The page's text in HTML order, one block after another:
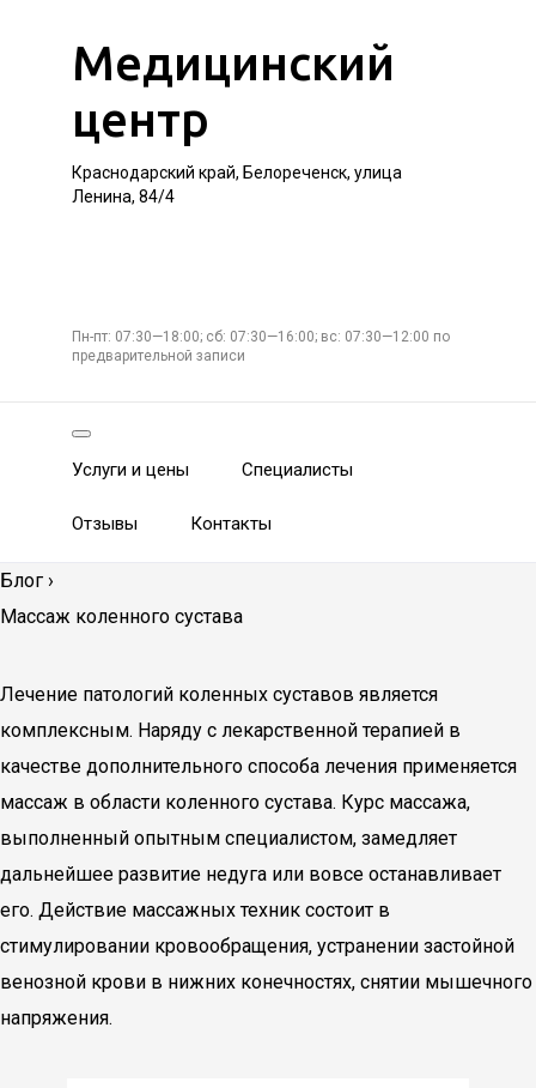
Медицинский
центр
Краснодарский край, Белореченск, улица
Ленина, 84/4
Пн-пт: 07:30—18:00; сб: 07:30—16:00; вс: 07:30—12:00 по
предварительной записи
Услуги и цены Специалисты
Отзывы Контакты
Блог ›
Массаж коленного сустава
Лечение патологий коленных суставов является
комплексным. Наряду с лекарственной терапией в
качестве дополнительного способа лечения применяется
массаж в области коленного сустава. Курс массажа,
выполненный опытным специалистом, замедляет
дальнейшее развитие недуга или вовсе останавливает
его. Действие массажных техник состоит в
стимулировании кровообращения, устранении застойной
венозной крови в нижних конечностях, снятии мышечного
напряжения.